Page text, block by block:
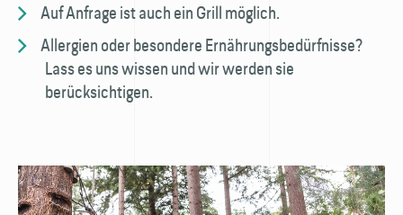
Auf Anfrage ist auch ein Grill möglich.
Allergien oder besondere Ernährungsbedürfnisse?
Lass es uns wissen und wir werden sie
berücksichtigen.